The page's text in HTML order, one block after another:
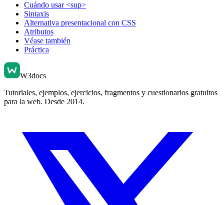
Cuándo usar <sup>
Sintaxis
Alternativa presentacional con CSS
Atributos
Véase también
Práctica
W3docs
Tutoriales, ejemplos, ejercicios, fragmentos y cuestionarios gratuitos
para la web. Desde 2014.